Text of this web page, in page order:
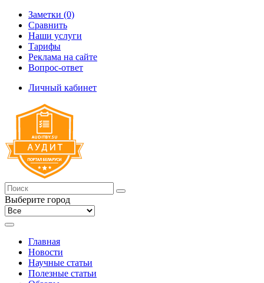
Заметки (0)
Сравнить
Наши услуги
Тарифы
Реклама на сайте
Вопрос-ответ
Личный кабинет
Выберите город
Главная
Новости
Научные статьи
Полезные статьи